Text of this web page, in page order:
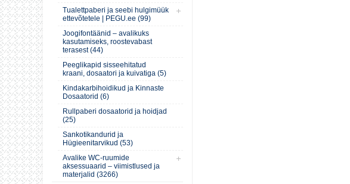
Tualettpaberi ja seebi hulgimüük
ettevõtetele | PEGU.ee (99)
Joogifontäänid – avalikuks
kasutamiseks, roostevabast
terasest (44)
Peeglikapid sisseehitatud
kraani, dosaatori ja kuivatiga (5)
Kindakarbihoidikud ja Kinnaste
Dosaatorid (6)
Rullpaberi dosaatorid ja hoidjad
(25)
Sankotikandurid ja
Hügieenitarvikud (53)
Avalike WC-ruumide
aksessuaarid – viimistlused ja
materjalid (3266)